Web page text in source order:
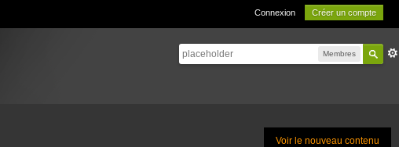
Connexion Créer un compte
Membres
Voir le nouveau contenu